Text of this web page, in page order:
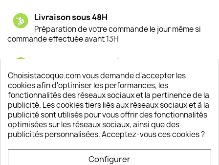
Livraison sous 48H
Préparation de votre commande le jour même si
commande effectuée avant 13H
Satisfaction de nos clients
Depuis 2009, entre 92% et 94% de nos clients
sont satisfaits de nos produits
Un SAV à votre écoute
Notre SAV est disponible 6/7J de 10h à 18H
Choisistacoque.com vous demande d'accepter les
cookies afin d'optimiser les performances, les
fonctionnalités des réseaux sociaux et la pertinence de la
publicité. Les cookies tiers liés aux réseaux sociaux et à la
publicité sont utilisés pour vous offrir des fonctionnalités
optimisées sur les réseaux sociaux, ainsi que des
publicités personnalisées. Acceptez-vous ces cookies ?
Configurer